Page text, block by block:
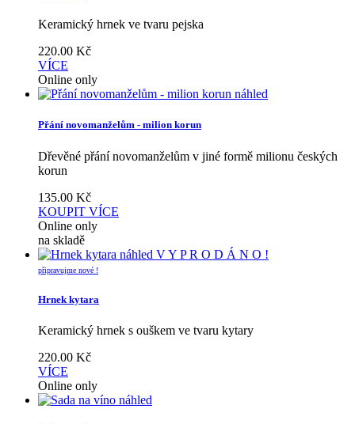
Keramický hrnek ve tvaru pejska
220.00 Kč
VÍCE
Online only
náhled
Přání novomanželům - milion korun
Dřevěné přání novomanželům v jiné formě milionu českých
korun
135.00 Kč
KOUPIT VÍCE
Online only
na skladě
náhled V Y P R O D Á N O !
připravujme nové !
Hrnek kytara
Keramický hrnek s ouškem ve tvaru kytary
220.00 Kč
VÍCE
Online only
náhled